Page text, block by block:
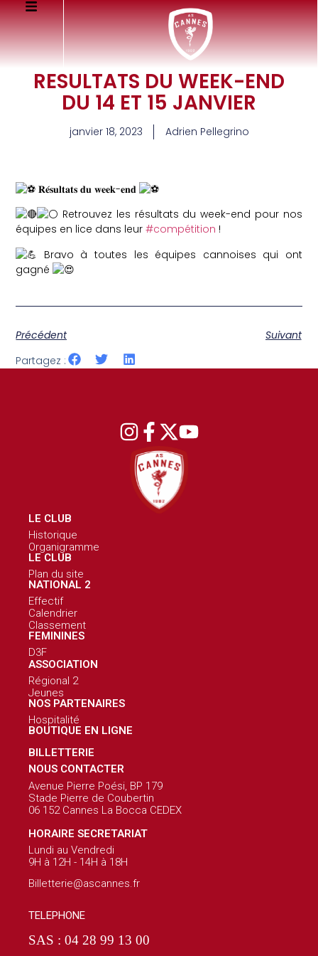
RESULTATS DU WEEK-END
DU 14 ET 15 JANVIER
janvier 18, 2023 Adrien Pellegrino
𝐑𝐞́𝐬𝐮𝐥𝐭𝐚𝐭𝐬 𝐝𝐮 𝐰𝐞𝐞𝐤-𝐞𝐧𝐝
Retrouvez les résultats du week-end pour nos
équipes en lice dans leur#compétition !
Bravo à toutes les équipes cannoises qui ont
gagné
Précédent
Suivant
Partagez :
LE CLUB
Historique
Organigramme
LE CLUB
Plan du site
NATIONAL 2
Effectif
Calendrier
Classement
FEMININES
D3F
ASSOCIATION
Régional 2
Jeunes
NOS PARTENAIRES
Hospitalité
BOUTIQUE EN LIGNE
BILLETTERIE
NOUS CONTACTER
Avenue Pierre Poési, BP 179
Stade Pierre de Coubertin
06 152 Cannes La Bocca CEDEX
HORAIRE SECRETARIAT
Lundi au Vendredi
9H à 12H - 14H à 18H
Billetterie@ascannes.fr
TELEPHONE
SAS : 04 28 99 13 00